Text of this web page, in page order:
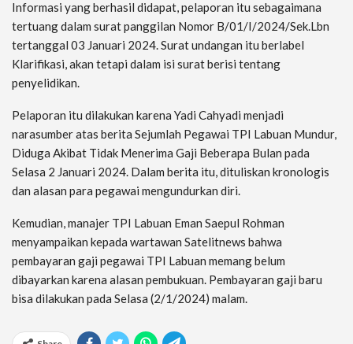
Informasi yang berhasil didapat, pelaporan itu sebagaimana
tertuang dalam surat panggilan Nomor B/01/I/2024/Sek.Lbn
tertanggal 03 Januari 2024. Surat undangan itu berlabel
Klarifikasi, akan tetapi dalam isi surat berisi tentang
penyelidikan.
Pelaporan itu dilakukan karena Yadi Cahyadi menjadi
narasumber atas berita Sejumlah Pegawai TPI Labuan Mundur,
Diduga Akibat Tidak Menerima Gaji Beberapa Bulan pada
Selasa 2 Januari 2024. Dalam berita itu, dituliskan kronologis
dan alasan para pegawai mengundurkan diri.
Kemudian, manajer TPI Labuan Eman Saepul Rohman
menyampaikan kepada wartawan Satelitnews bahwa
pembayaran gaji pegawai TPI Labuan memang belum
dibayarkan karena alasan pembukuan. Pembayaran gaji baru
bisa dilakukan pada Selasa (2/1/2024) malam.